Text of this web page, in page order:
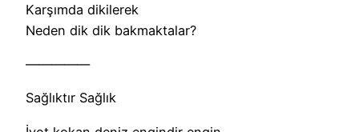
Karşımda dikilerek
Neden dik dik bakmaktalar?
—————
Sağlıktır Sağlık